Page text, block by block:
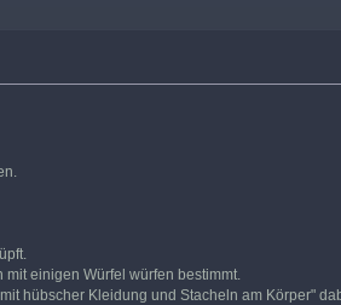
einigen Würfel würfen bestimmt.
hübscher Kleidung und Stacheln am Körper"